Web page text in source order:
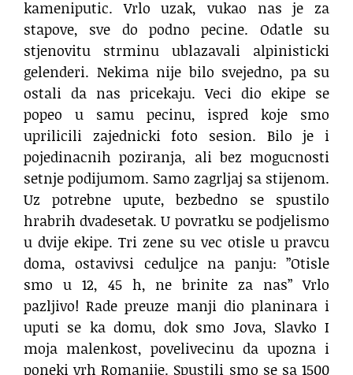
kameniputic. Vrlo uzak, vukao nas je za
stapove, sve do podno pecine. Odatle su
stjenovitu strminu ublazavali alpinisticki
gelenderi. Nekima nije bilo svejedno, pa su
ostali da nas pricekaju. Veci dio ekipe se
popeo u samu pecinu, ispred koje smo
uprilicili zajednicki foto sesion. Bilo je i
pojedinacnih poziranja, ali bez mogucnosti
setnje podijumom. Samo zagrljaj sa stijenom.
Uz potrebne upute, bezbedno se spustilo
hrabrih dvadesetak. U povratku se podjelismo
u dvije ekipe. Tri zene su vec otisle u pravcu
doma, ostavivsi ceduljce na panju: ”Otisle
smo u 12, 45 h, ne brinite za nas” Vrlo
pazljivo! Rade preuze manji dio planinara i
uputi se ka domu, dok smo Jova, Slavko I
moja malenkost, povelivecinu da upozna i
poneki vrh Romanije. Spustili smo se sa 1500